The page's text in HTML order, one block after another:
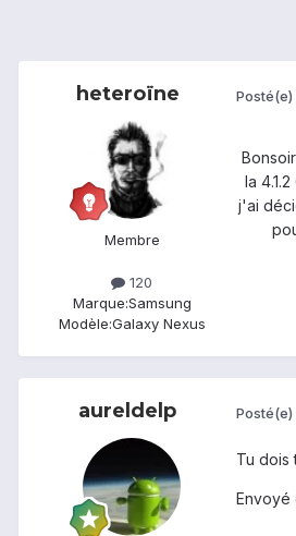
heteroïne
Membre
120
Marque:Samsung
Modèle:Galaxy Nexus
Posté(e)
la
j'ai
aureldelp Posté(e)
Tu dois
Envoyé